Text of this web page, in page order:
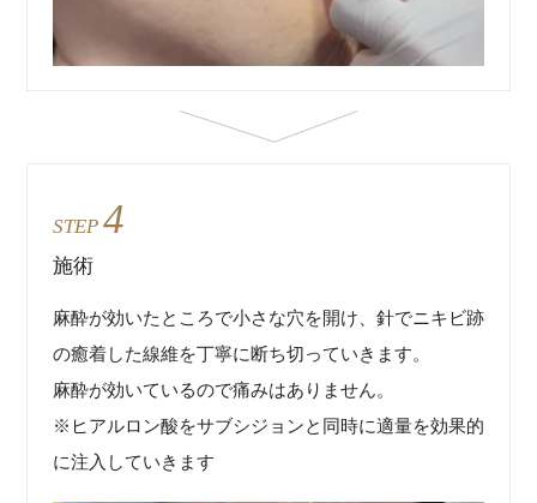
STEP 4
施術
麻酔が効いたところで小さな穴を開け、針でニキビ跡
の癒着した線維を丁寧に断ち切っていきます。
麻酔が効いているので痛みはありません。
※ヒアルロン酸をサブシジョンと同時に適量を効果的
に注入していきます